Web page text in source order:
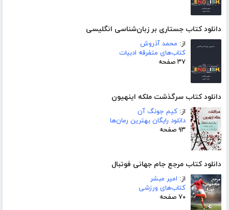
دانلود کتاب جستاری بر زبان‌شناسی انگلیسی
از: محمد آذروش
کتاب‌های متفرقه ادبیات
۳۷ صفحه
دانلود کتاب سرگذشت ملکه اینهیون
از: کیم جونگ آن
دانلود رایگان بهترین رمان‌ها
۹۳ صفحه
دانلود کتاب مرجع جام جهانی فوتبال
از: امیر مبشر
کتاب‌های ورزشی
۷۰ صفحه